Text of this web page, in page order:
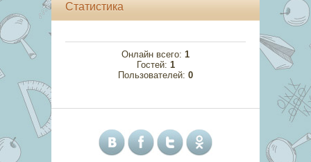
Статистика
Онлайн всего: 1
Гостей: 1
Пользователей: 0